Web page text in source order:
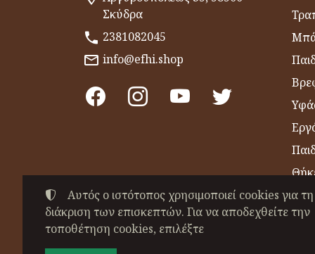
Σκύδρα
2381082045
info@efhi.shop
©2022-2026
Αυτός ο ιστότοπος χρησιμοποιεί cookies για τη
διάκριση των επισκεπτών. Για να αποδεχθείτε την
τοποθέτηση cookies, επιλέξτε